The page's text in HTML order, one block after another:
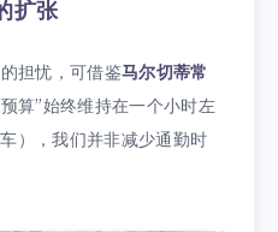
扩张
担忧，可借鉴马尔切蒂常
算”始终维持在一个小时左
），我们并非减少通勤时